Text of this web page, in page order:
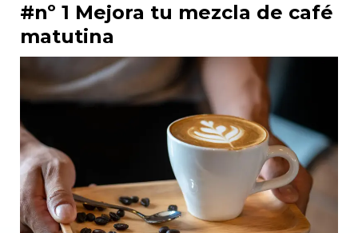
#nº 1 Mejora tu mezcla de café
matutina